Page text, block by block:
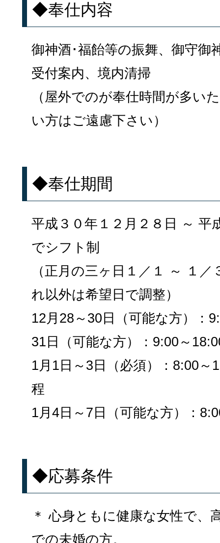
◆奉仕内容
御神酒･福飴等の振舞、御守御
受付案内、境内清掃
（屋外でのが奉仕時間が多い
い方はご遠慮下さい）
◆奉仕期間
平成３０年１２月２８日 ～ 平
でシフト制
（正月の三ヶ日１／１ ～ １
れ以外は希望日で調整）
12月28～30日（可能な方）
31日（可能な方）：9:00～
1月1日～3日（必須）：8:00～
程
1月4日～7日（可能な方）：
◆応募条件
＊ 心身ともに健康な女性で、
での未婚の方。